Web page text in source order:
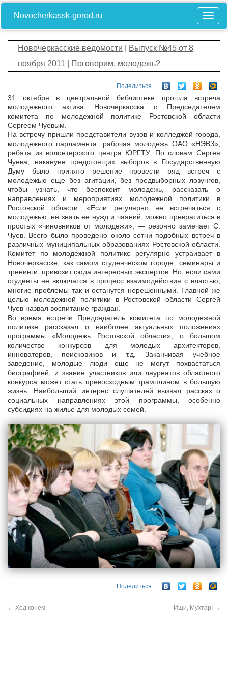
Novocherkassk-gorod.ru
Новочеркасские ведомости
Выпуск №45 от 8
ноября 2011 | Поговорим, молодежь?
Поделиться
31 октября в центральной библиотеке прошла встреча
молодежного актива Новочеркасска с Председателем
комитета по молодежной политике Ростовской области
Сергеем Чуевым.
На встречу пришли представители вузов и колледжей города,
молодежного парламента, рабочая молодежь ОАО «НЭВЗ»,
ребята из волонтерского центра ЮРГТУ. По словам Сергея
Чуева, накануне предстоящих выборов в Государственную
Думу было принято решение провести ряд встреч с
молодежью еще без агитации, без предвыборных лозунгов,
чтобы узнать, что беспокоит молодежь, рассказать о
направлениях и мероприятиях молодежной политики в
Ростовской области. «Если регулярно не встречаться с
молодежью, не знать ее нужд и чаяний, можно превратиться в
простых «чиновников от молодежи», — резонно замечает С.
Чуев. Всего было проведено около сотни подобных встреч в
различных муниципальных образованиях Ростовской области.
Комитет по молодежной политике регулярно устраивает в
Новочеркасске, как самом студенческом городе, семинары и
тренинги, привозит сюда интересных экспертов. Но, если сами
студенты не включатся в процесс взаимодействия с властью,
многие проблемы так и останутся нерешенными. Главной же
целью молодежной политики в Ростовской области Сергей
Чуев назвал воспитание граждан.
Во время встречи Председатель комитета по молодежной
политике рассказал о наиболее актуальных положениях
программы «Молодежь Ростовской области», о большом
количестве конкурсов для молодых архитекторов,
инноваторов, поисковиков и т.д. Заканчивая учебное
заведение, молодые люди еще не могут похвастаться
биографией, и звание участников или лауреатов областного
конкурса может стать превосходным трамплином в большую
жизнь. Наибольший интерес слушателей вызвал рассказ о
социальных направлениях этой программы, особенно
субсидиях на жилье для молодых семей.
Поделиться
← Ход конем Ищи, Мухтар! →